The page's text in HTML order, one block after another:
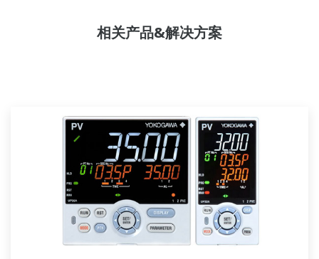
相关产品&解决方案